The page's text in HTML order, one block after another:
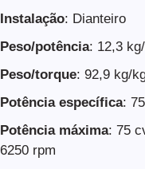
Instalação: Dianteiro
Peso/potência: 12,3
Peso/torque: 92,9 kg/
Potência específica:
Potência máxima: 75
6250 rpm